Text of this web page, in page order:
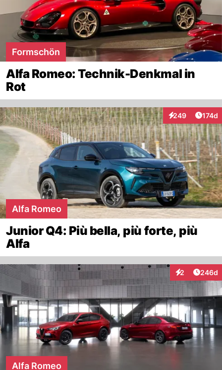
Formschön
Alfa Romeo: Technik-Denkmal in
Rot
249
Interaktionen174d
Alfa Romeo
Junior Q4: Più bella, più forte, più
Alfa
2
Interaktionen
246d
Alfa Romeo